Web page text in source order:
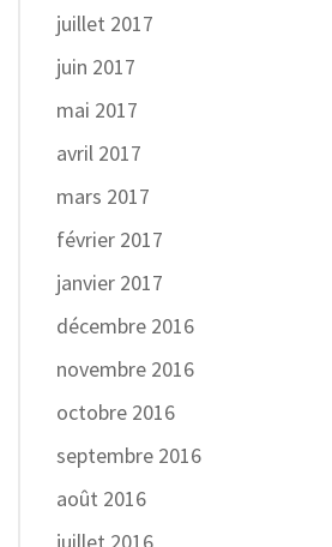
juillet 2017
juin 2017
mai 2017
avril 2017
mars 2017
février 2017
janvier 2017
décembre 2016
novembre 2016
octobre 2016
septembre 2016
août 2016